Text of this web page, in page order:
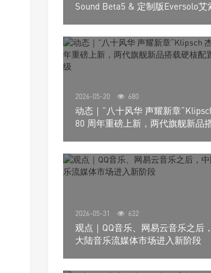
Sound Beta5 & 定制版Eversolo艾
2026-05-20 680
动态｜”八十风华 声耀新章
80 周年重磅上新，两代旗舰新品
2026-05-31 632
观点｜QQ音乐、网易云音乐之后
大陆音乐流媒体市场进入新阶段